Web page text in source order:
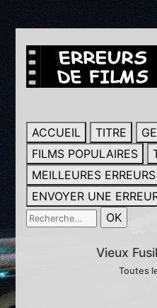
ACCUEIL TITRE
FILMS POPULAIRES
MEILLEURES ERREURS
ENVOYER UNE
Vieux
Toutes